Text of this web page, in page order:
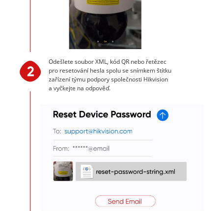
Odešlete soubor XML, kód QR nebo řetězec
pro resetování hesla spolu se snímkem štítku
zařízení týmu podpory společnosti Hikvision
a vyčkejte na odpověď.